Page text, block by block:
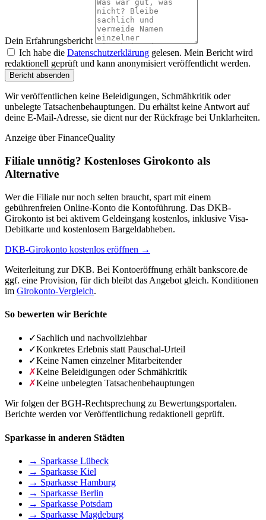
Dein Erfahrungsbericht
Ich habe die Datenschutzerklärung gelesen. Mein Bericht wird
redaktionell geprüft und kann anonymisiert veröffentlicht werden.
Bericht absenden
Wir veröffentlichen keine Beleidigungen, Schmähkritik oder
unbelegte Tatsachenbehauptungen. Du erhältst keine Antwort auf
deine E-Mail-Adresse, sie dient nur der Rückfrage bei Unklarheiten.
Anzeige über FinanceQuality
Filiale unnötig? Kostenloses Girokonto als
Alternative
Wer die Filiale nur noch selten braucht, spart mit einem
gebührenfreien Online-Konto die Kontoführung. Das DKB-
Girokonto ist bei aktivem Geldeingang kostenlos, inklusive Visa-
Debitkarte und kostenlosem Bargeldabheben.
DKB-Girokonto kostenlos eröffnen →
Weiterleitung zur DKB. Bei Kontoeröffnung erhält bankscore.de
ggf. eine Provision, für dich bleibt das Angebot gleich. Konditionen
im Girokonto-Vergleich.
So bewerten wir Berichte
✓Sachlich und nachvollziehbar
✓Konkretes Erlebnis statt Pauschal-Urteil
✓Keine Namen einzelner Mitarbeitender
✗Keine Beleidigungen oder Schmähkritik
✗Keine unbelegten Tatsachenbehauptungen
Wir folgen der BGH-Rechtsprechung zu Bewertungsportalen.
Berichte werden vor Veröffentlichung redaktionell geprüft.
Sparkasse in anderen Städten
→ Sparkasse Lübeck
→ Sparkasse Kiel
→ Sparkasse Hamburg
→ Sparkasse Berlin
→ Sparkasse Potsdam
→ Sparkasse Magdeburg